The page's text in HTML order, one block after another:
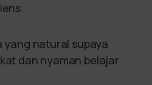
yang natural supaya
dan nyaman belajar